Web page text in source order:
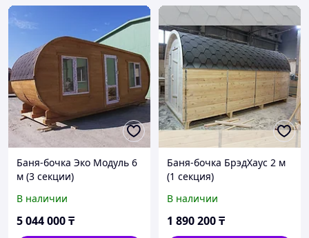
Баня-бочка Эко Модуль 6
м (3 секции)
В наличии
5 044 000₸
Баня-бочка БрэдХаус 2 м
(1 секция)
В наличии
1 890 200₸